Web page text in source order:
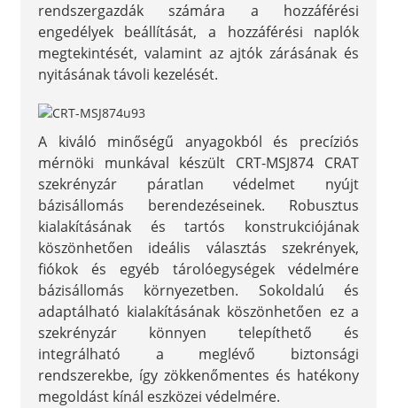
rendszergazdák számára a hozzáférési
engedélyek beállítását, a hozzáférési naplók
megtekintését, valamint az ajtók zárásának és
nyitásának távoli kezelését.
A kiváló minőségű anyagokból és precíziós
mérnöki munkával készült CRT-MSJ874 CRAT
szekrényzár páratlan védelmet nyújt
bázisállomás berendezéseinek. Robusztus
kialakításának és tartós konstrukciójának
köszönhetően ideális választás szekrények,
fiókok és egyéb tárolóegységek védelmére
bázisállomás környezetben. Sokoldalú és
adaptálható kialakításának köszönhetően ez a
szekrényzár könnyen telepíthető és
integrálható a meglévő biztonsági
rendszerekbe, így zökkenőmentes és hatékony
megoldást kínál eszközei védelmére.